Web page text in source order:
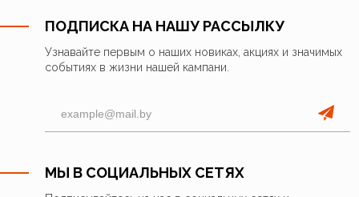
ПОДПИСКА НА НАШУ РАССЫЛКУ
Узнавайте первым о наших новиках, акциях и значимых
событиях в жизни нашей кампани.
МЫ В СОЦИАЛЬНЫХ СЕТЯХ